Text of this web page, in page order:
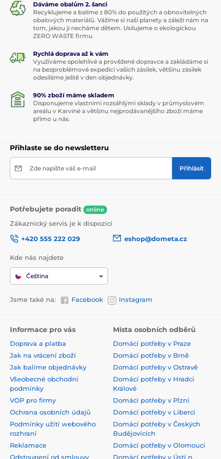
Dáváme obalům 2. šanci
Recyklujeme a balíme z 80% do použitých a obnovitelných
obalových materiálů. Vážíme si naší planety a záleží nám na
tom, jakou ji necháme dětem. Usilujeme o ekologickou
ZERO WASTE firmu.
Rychlá doprava až k vám
Využíváme spolehlivé a prověžené dopravce a zakládáme si
na bezproblémové expedici vašich zásilek, většinu zásilek
odesíláme ještě v den objednávky.
90% zboží máme skladem
Disponujeme vlastními rozsáhlými sklady v průmyslovém
areálu v Karviné a většinu nejprodávanějšího zboží máme
přímo u nás.
Přihlaste se do newsletteru
Zde napište váš e-mail Přihlásit
Potřebujete poradit online
Zákaznický servis je k dispozici
+420 555 222 029
eshop@dometa.cz
Kde nás najdete
Čeština
Jsme také na: Facebook Instagram
Informace pro vás
Doprava a platba
Jak na vrácení zboží
Jak balíme objednávky
Všeobecné obchodní
podmínky
VOP pro firmy
Ochrana osobních údajů
Podmínky užití webového
rozhraní
Reklamace
Odstoupení od smlouvy
Místa osobních odběrů
Domácí potřeby v Praze
Domácí potřeby v Brně
Domácí potřeby v Ostravě
Domácí potřeby v Hradci
Králové
Domácí potřeby v Plzni
Domácí potřeby v Liberci
Domácí potřeby v Českých
Budějovicích
Domácí potřeby v Olomoucí
Domácí potřeby v Ústí n.